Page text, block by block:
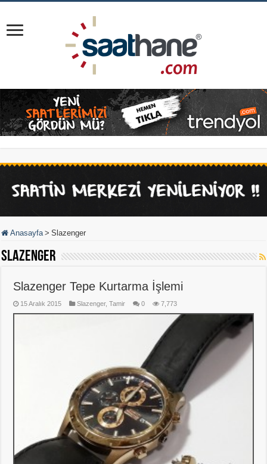
Anasayfa > Slazenger
Slazenger
Slazenger Tepe Kurtarma İşlemi
15 Aralık 2015 Slazenger,Tamir 0 7,773